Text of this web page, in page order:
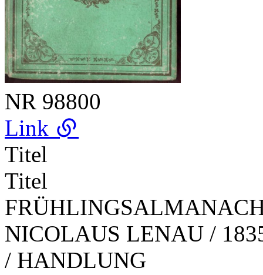
NR 98800
Link
Titel
Titel
NICOLAUS LENAU /
/ HANDLUNG